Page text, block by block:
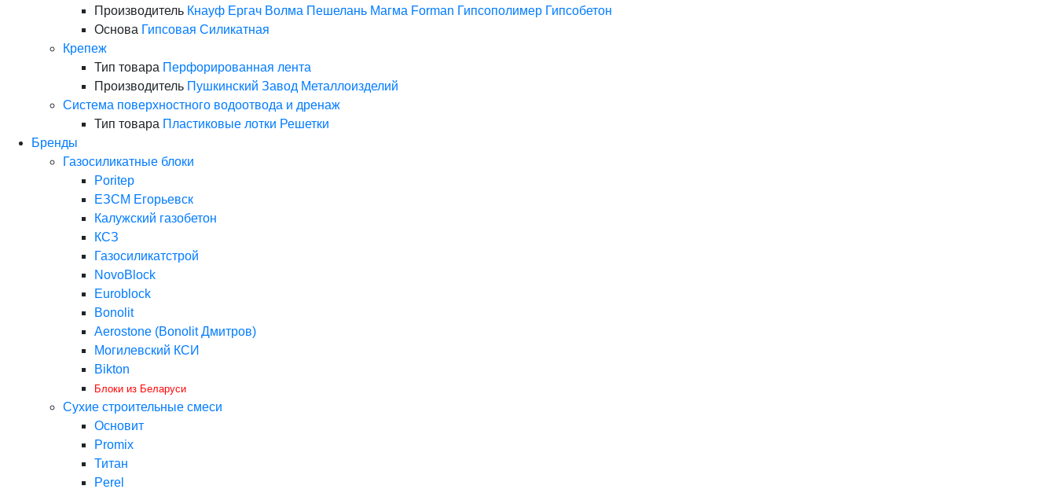
Производитель Кнауф Ергач Волма Пешелань Магма Forman Гипсополимер Гипсобетон
Основа Гипсовая Силикатная
Крепеж
Тип товара Перфорированная лента
Производитель Пушкинский Завод Металлоизделий
Система поверхностного водоотвода и дренаж
Тип товара Пластиковые лотки Решетки
Бренды
Газосиликатные блоки
Poritep
ЕЗСМ Егорьевск
Калужский газобетон
КСЗ
Газосиликатстрой
NovoBlock
Euroblock
Bonolit
Aerostone (Bonolit Дмитров)
Могилевский КСИ
Bikton
Блоки из Беларуси
Сухие строительные смеси
Основит
Promix
Титан
Perel